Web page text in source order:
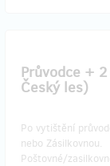
Průvodce +
Český les)
Po vytištění
nebo Zásilkovnou.
Poštovné/